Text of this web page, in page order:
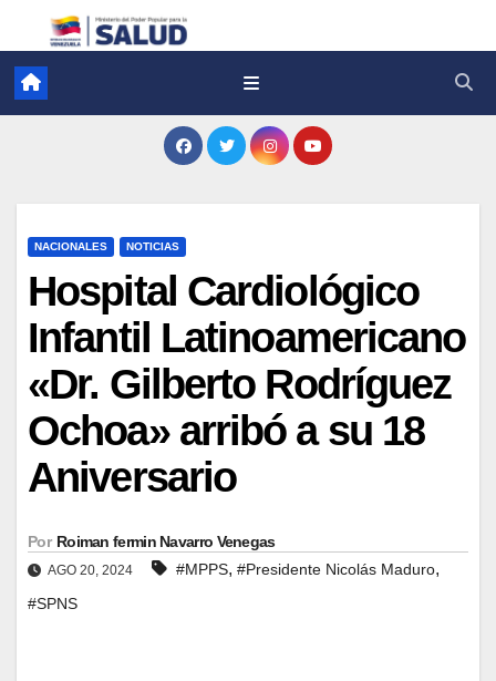
NACIONALES NOTICIAS
Hospital Cardiológico
Infantil Latinoamericano
«Dr. Gilberto Rodríguez
Ochoa» arribó a su 18
Aniversario
Por Roiman fermin Navarro Venegas
AGO 20, 2024 #MPPS, #Presidente Nicolás Maduro,
#SPNS